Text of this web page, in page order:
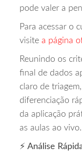
pode valer a
Para acessar o
visite a página
Reunindo os
final de dados
claro de
diferenciação
da aplicação
as aulas ao vivo.
⚡ Análise